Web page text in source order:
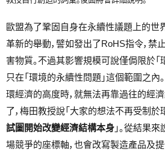
歐盟為了鞏固自身在永續性議題上的世
革新的舉動，譬如發出了RoHS指令，禁
害物質。不過其影響規模可說僅侷限於「
只在「環境的永續性問題」這個範圍之
環經濟的高度時，就無法再靠過往的經
了，梅田教授說「大家的想法不再受制於
試圖開始改變經濟結構本身 」。從結果
場競爭的座標軸，也會改寫製造產品及提